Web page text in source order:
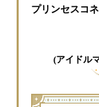
プリンセスコ
(アイドル